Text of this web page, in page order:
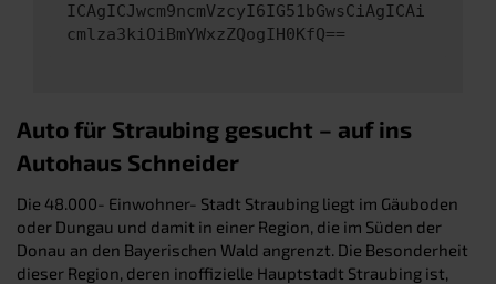
ICAgICJwcm9ncmVzcyI6IG51bGwsCiAgICAi
cmlza3kiOiBmYWxzZQogIH0KfQ==
Auto für Straubing gesucht – auf ins
Autohaus Schneider
Die 48.000- Einwohner- Stadt Straubing liegt im Gäuboden
oder Dungau und damit in einer Region, die im Süden der
Donau an den Bayerischen Wald angrenzt. Die Besonderheit
dieser Region, deren inoffizielle Hauptstadt Straubing ist,